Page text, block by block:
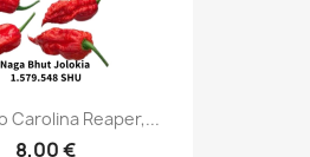
Carolina Reaper,...
8,00 €